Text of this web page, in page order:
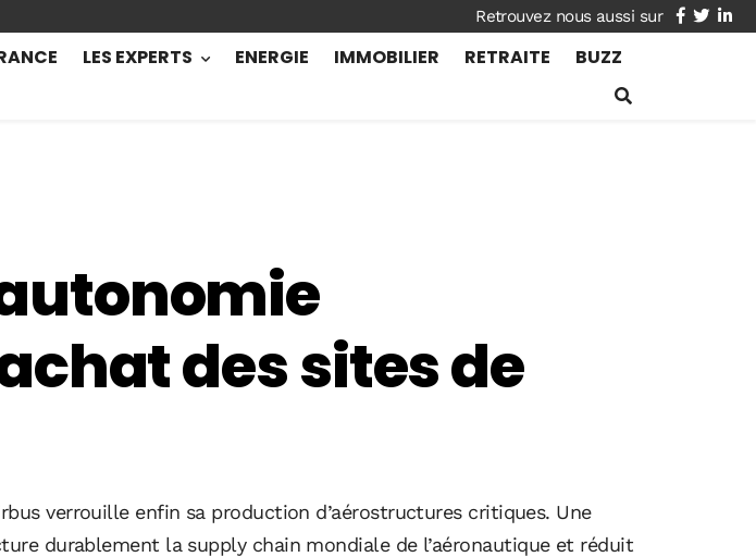
facebook
twitter
LES EXPERTS ENERGIE IMMOBILIER RETRAITE BUZZ
des sites de
verrouille enfin sa production d’aérostructures critiques. Une
durablement la supply chain mondiale de l’aéronautique et réduit